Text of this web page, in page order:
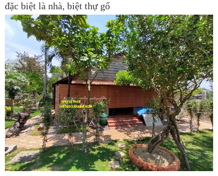
đặc biệt là nhà, biệt thự gổ